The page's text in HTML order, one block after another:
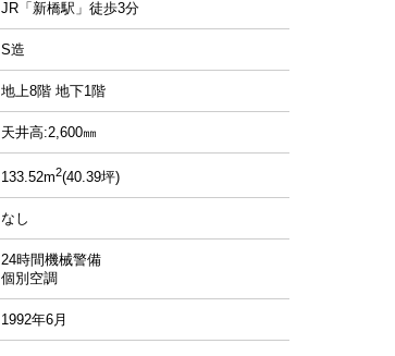
JR「新橋駅」徒歩3分
S造
地上8階 地下1階
天井高:2,600㎜
133.52m2(40.39坪)
なし
24時間機械警備
個別空調
1992年6月